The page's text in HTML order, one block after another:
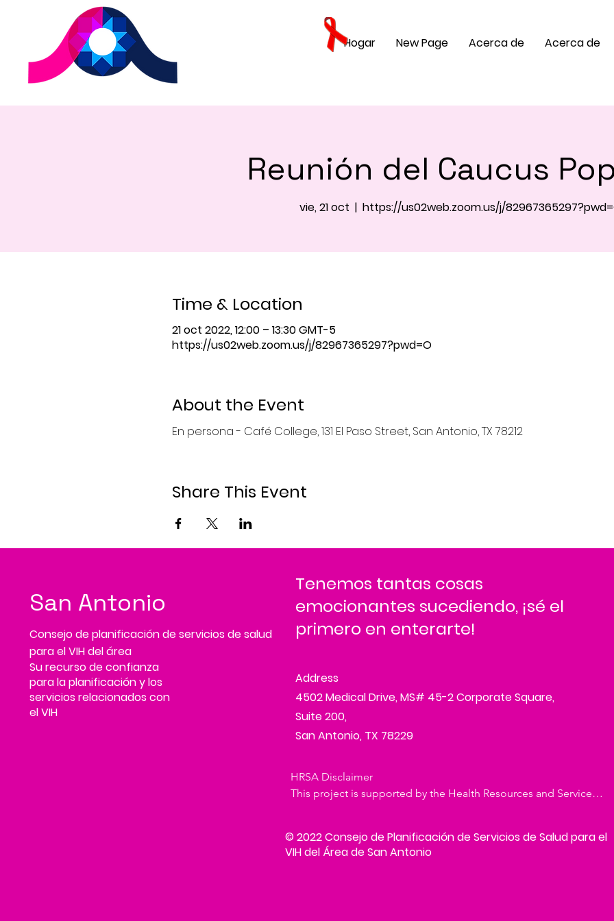
Hogar New Page Acerca de Acerca de
Reunión del Caucus
vie, 21 oct
  |
https://us02web.zoom.us/j/
Time & Location
21 oct 2022, 12:00 – 13:30 GMT-5
https://us02web.zoom.us/j/82967365297?pwd=O
About the Event
En persona - Café College, 131 El Paso Street, San Antonio, TX 78212
Share This Event
San Antonio
Consejo de planificación de servicios de salud
para el VIH del área
Su recurso de confianza
para la planificación y los
servicios relacionados con
el VIH
Tenemos tantas cosas
emocionantes sucediendo, ¡sé el
primero en enterarte!
Address
4502 Medical Drive, MS# 45-2 Corporate Square,
Suite 200,
San Antonio, TX 78229
HRSA Disclaimer
This project is supported by the Health Resources and Services
Treatment Extension Act of 2009 (Public Law 111-87) via grant
H89HA00007.
© 2022 Consejo de Planificación de Servicios de Salud para el
VIH del Área de San Antonio